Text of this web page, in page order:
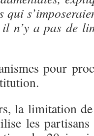
n’y a pas de
pour
la limitation
les